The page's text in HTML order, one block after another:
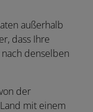
außerhalb
dass Ihre
denselben
der
mit einem